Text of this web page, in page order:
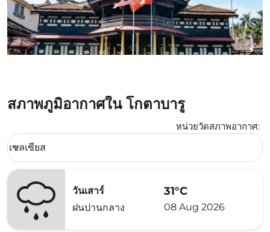
สภาพภูมิอากาศใน โกตาบารู
หน่วยวัดสภาพอากาศ:
Weather unit option เซลเซียส Selected
เซลเซียส
keyboard_arrow_down
วันเสาร์
ฝนปานกลาง
31°C
08 Aug 2026